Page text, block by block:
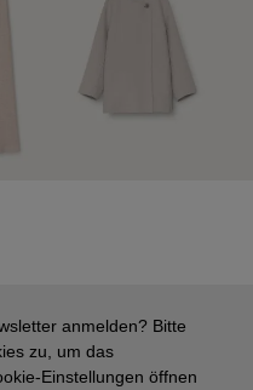
anmelden? Bitte
zu, um das
Einstellungen öffnen